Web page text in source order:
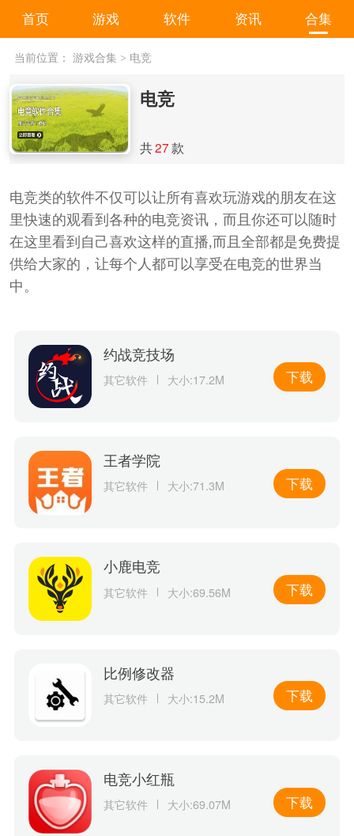
首页 游戏 软件 资讯 合集
当前位置： 游戏合集 > 电竞
电竞
共27款
电竞类的软件不仅可以让所有喜欢玩游戏的朋友在这
里快速的观看到各种的电竞资讯，而且你还可以随时
在这里看到自己喜欢这样的直播,而且全部都是免费提
供给大家的，让每个人都可以享受在电竞的世界当
中。
约战竞技场
其它软件 大小:17.2M 下载
王者学院
其它软件 大小:71.3M 下载
小鹿电竞
其它软件 大小:69.56M 下载
比例修改器
其它软件 大小:15.2M 下载
电竞小红瓶
其它软件 大小:69.07M 下载